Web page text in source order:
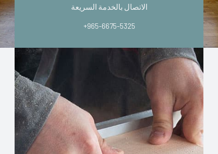
الاتصال بالخدمة السريعة
+965-6675-5325